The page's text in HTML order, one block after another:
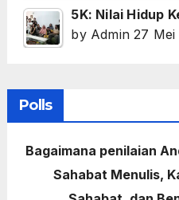
5K: Nilai Hidup
by Admin 27 Mei
Polls
Bagaimana penilaian
Sahabat Menulis,